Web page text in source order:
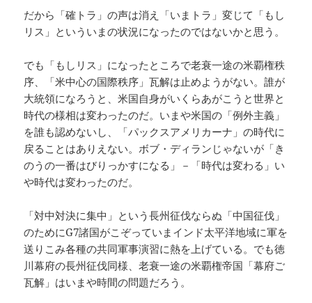
だから「確トラ」の声は消え「いまトラ」変じて「もし
リス」といういまの状況になったのではないかと思う。
でも「もしリス」になったところで老衰一途の米覇権秩
序、「米中心の国際秩序」瓦解は止めようがない。誰が
大統領になろうと、米国自身がいくらあがこうと世界と
時代の様相は変わったのだ。いまや米国の「例外主義」
を誰も認めないし、「パックスアメリカーナ」の時代に
戻ることはありえない。ボブ・ディランじゃないが「き
のうの一番はびりっかすになる」－「時代は変わる」い
や時代は変わったのだ。
「対中対決に集中」という長州征伐ならぬ「中国征伐」
のためにG7諸国がこぞっていまインド太平洋地域に軍を
送りこみ各種の共同軍事演習に熱を上げている。でも徳
川幕府の長州征伐同様、老衰一途の米覇権帝国「幕府ご
瓦解」はいまや時間の問題だろう。